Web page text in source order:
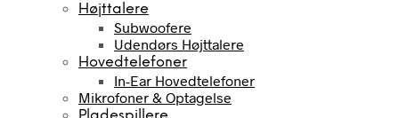
Højttalere
Subwoofere
Udendørs Højttalere
Hovedtelefoner
In-Ear Hovedtelefoner
Mikrofoner & Optagelse